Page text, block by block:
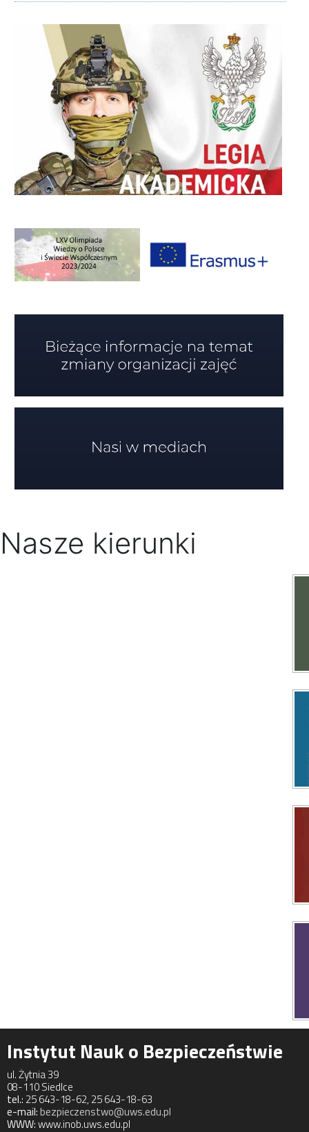
Nasze kierunki
Instytut Nauk o Bezpieczeństwie
ul. Żytnia 39
08-110 Siedlce
tel.: 25 643-18-62, 25 643-18-63
e-mail:bezpieczenstwo@uws.edu.pl
WWW:www.inob.uws.edu.pl